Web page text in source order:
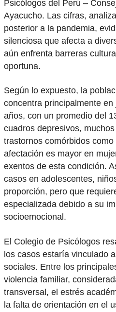
Psicólogos del Perú –
Ayacucho. Las cifras,
posterior a la pandemia,
silenciosa que afecta a
aún enfrenta barreras
oportuna.
Según lo expuesto, la
concentra principalmente
años, con un promedio del
cuadros depresivos,
trastornos comórbidos
afectación es mayor en
exentos de esta condición.
casos en adolescentes,
proporción, pero que
especializada debido a su
socioemocional.
El Colegio de Psicólogos
los casos estaría vinculado
sociales. Entre los
violencia familiar,
transversal, el estrés
la falta de orientación en el